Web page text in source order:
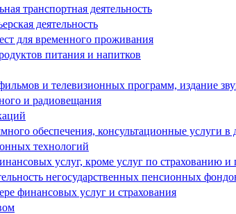
транспортная деятельность
деятельность
для временного проживания
питания и напитков
и телевизионных программ, издание
и радиовещания
обеспечения, консультационные услуги
технологий
услуг, кроме услуг по страхованию
негосударственных пенсионных
финансовых услуг и страхования